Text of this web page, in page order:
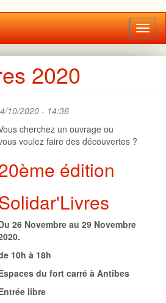
2020
10/2020 - 14:36
cherchez un ouvrage ou
voulez faire des découvertes ?
édition
26 Novembre au 29 Novembre
10h à 18h
du fort carré à Antibes
libre